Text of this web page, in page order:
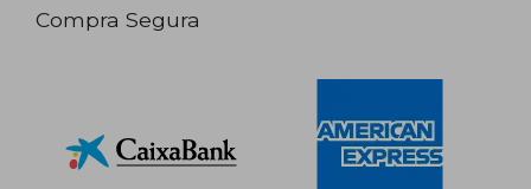
Compra Segura